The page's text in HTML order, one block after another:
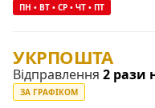
ПН • ВТ • СР • ЧТ • ПТ
УКРПОШТА
Відправлення 2 рази
ЗА ГРАФІКОМ